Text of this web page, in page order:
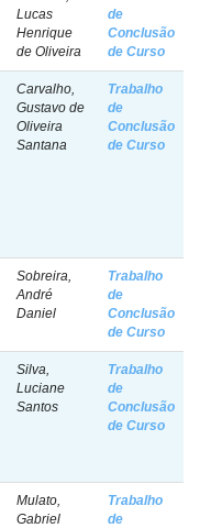
Lucas
Henrique
de Oliveira
de
Conclusão
de Curso
Carvalho,
Gustavo de
Oliveira
Santana
Trabalho
de
Conclusão
de Curso
Sobreira,
André
Daniel
Trabalho
de
Conclusão
de Curso
Silva,
Luciane
Santos
Trabalho
de
Conclusão
de Curso
Mulato,
Gabriel
Trabalho
de